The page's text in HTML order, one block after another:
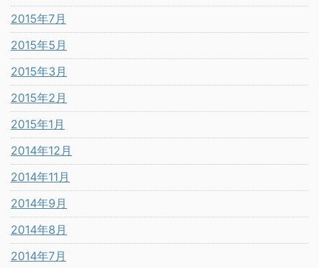
2015年7月
2015年5月
2015年3月
2015年2月
2015年1月
2014年12月
2014年11月
2014年9月
2014年8月
2014年7月